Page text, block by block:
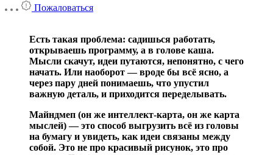
Пожаловаться
Есть такая проблема: садишься работать,
открываешь программу, а в голове каша.
Мысли скачут, идеи путаются, непонятно, с чего
начать. Или наоборот — вроде бы всё ясно, а
через пару дней понимаешь, что упустил
важную деталь, и приходится переделывать.
Майндмеп (он же интеллект-карта, он же карта
мыслей) — это способ выгрузить всё из головы
на бумагу и увидеть, как идеи связаны между
собой. Это не про красивый рисунок, это про